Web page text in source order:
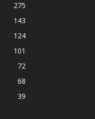
275
143
124
101
72
68
39